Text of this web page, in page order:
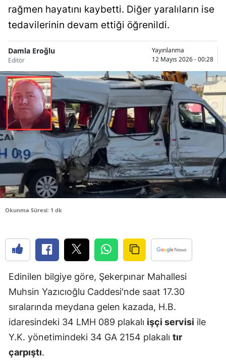
Balıkesir
Bitlis
Bolu
Burdur
Bursa
Çanakkale
Çankırı
Çorum
Diyarbakır
Edirne
Elazığ
Erzurum
rağmen hayatını kaybetti. Diğer yaralıların ise
tedavilerinin devam ettiği öğrenildi.
Damla Eroğlu
Editör
Yayınlanma
12 Mayıs 2026 - 00:28
Okunma Süresi: 1 dk
Edinilen bilgiye göre, Şekerpınar Mahallesi
Muhsin Yazıcıoğlu Caddesi'nde saat 17.30
sıralarında meydana gelen kazada, H.B.
idaresindeki 34 LMH 089 plakalı işçi servisi ile
Y.K. yönetimindeki 34 GA 2154 plakalı tır
çarpıştı.